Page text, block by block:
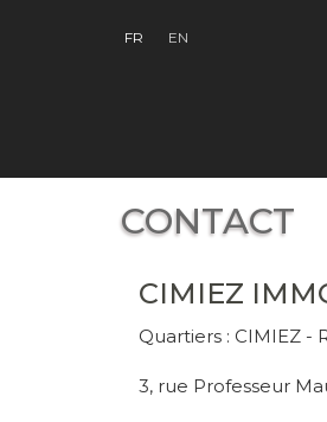
FR EN
CONTACT
CIMIEZ
Quartiers : CIMIEZ -
3, rue Professeur